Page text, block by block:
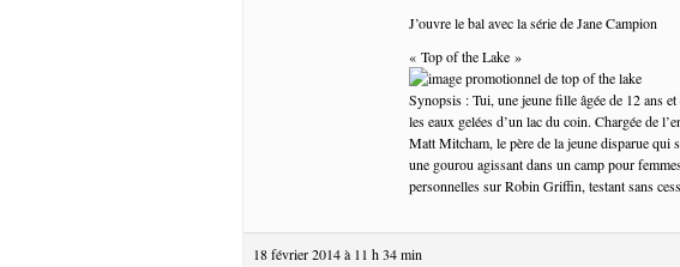
J’ouvre le bal avec la série de Jane Campion
« Top of the Lake »
Synopsis : Tui, une jeune fille âgée de 12 ans
les eaux gelées d’un lac du coin. Chargée de
Matt Mitcham, le père de la jeune disparue qui
une gourou agissant dans un camp pour
personnelles sur Robin Griffin, testant sans
18 février 2014 à 11 h 34 min